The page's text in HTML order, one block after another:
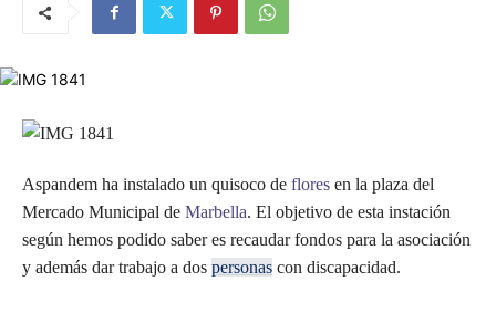
Aspandem ha instalado un quisoco de flores en la plaza del
Mercado Municipal de Marbella. El objetivo de esta instación
según hemos podido saber es recaudar fondos para la asociación
y además dar trabajo a dos personas con discapacidad.